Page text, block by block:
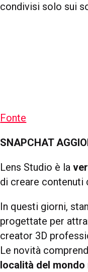
condivisi solo sui
Fonte
SNAPCHAT
Lens Studio è la
di creare contenuti
In questi giorni,
progettate per
creator 3D
Le novità
località del mondo